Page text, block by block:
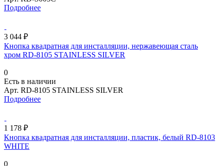
Подробнее
3 044 ₽
Кнопка квадратная для инсталляции, нержавеющая сталь
хром RD-8105 STAINLESS SILVER
0
Есть в наличии
Арт. RD-8105 STAINLESS SILVER
Подробнее
1 178 ₽
Кнопка квадратная для инсталляции, пластик, белый RD-8103
WHITE
0